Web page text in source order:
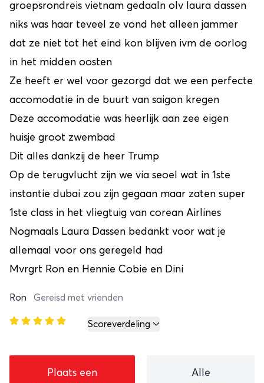
groepsrondreis vietnam gedaaln olv laura dassen
niks was haar teveel ze vond het alleen jammer
dat ze niet tot het eind kon blijven ivm de oorlog
in het midden oosten
Ze heeft er wel voor gezorgd dat we een perfecte
accomodatie in de buurt van saigon kregen
Deze accomodatie was heerlijk aan zee eigen
huisje groot zwembad
Dit alles dankzij de heer Trump
Op de terugvlucht zijn we via seoel wat in 1ste
instantie dubai zou zijn gegaan maar zaten super
1ste class in het vliegtuig van corean Airlines
Nogmaals Laura Dassen bedankt voor wat je
allemaal voor ons geregeld had
Mvrgrt Ron en Hennie Cobie en Dini
Ron Gereisd met vrienden
Scoreverdeling
Plaats een
Alle